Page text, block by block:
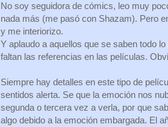
No soy seguidora de cómics, leo muy
nada más (me pasó con Shazam). Pero
y me interiorizo.
Y aplaudo a aquellos que se saben todo
faltan las referencias en las películas.
Siempre hay detalles en este tipo de
sentidos alerta. Se que la emoción nos
segunda o tercera vez a verla, por que
algo debido a la emoción embargada. El